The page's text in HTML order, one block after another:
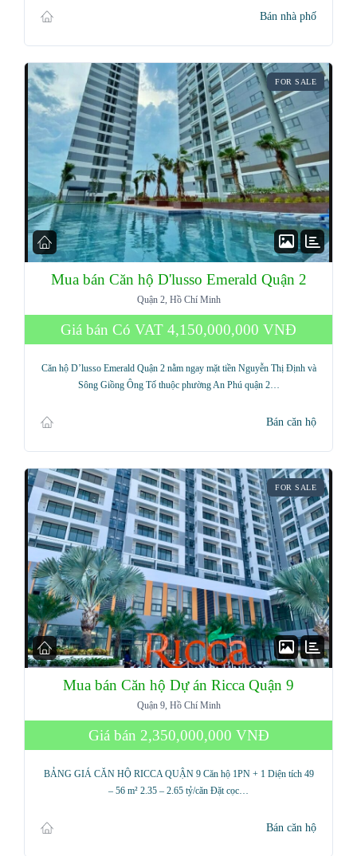
Bán nhà phố
FOR SALE
Mua bán Căn hộ D'lusso Emerald Quận 2
Quận 2, Hồ Chí Minh
Giá bán Có VAT 4,150,000,000 VNĐ
Căn hộ D’lusso Emerald Quận 2 nằm ngay mặt tiền Nguyễn Thị Định và
Sông Giồng Ông Tố thuộc phường An Phú quận 2…
Bán căn hộ
FOR SALE
Mua bán Căn hộ Dự án Ricca Quận 9
Quận 9, Hồ Chí Minh
Giá bán 2,350,000,000 VNĐ
BẢNG GIÁ CĂN HỘ RICCA QUẬN 9 Căn hộ 1PN + 1 Diện tích 49
– 56 m² 2.35 – 2.65 tỷ/căn Đặt cọc…
Bán căn hộ